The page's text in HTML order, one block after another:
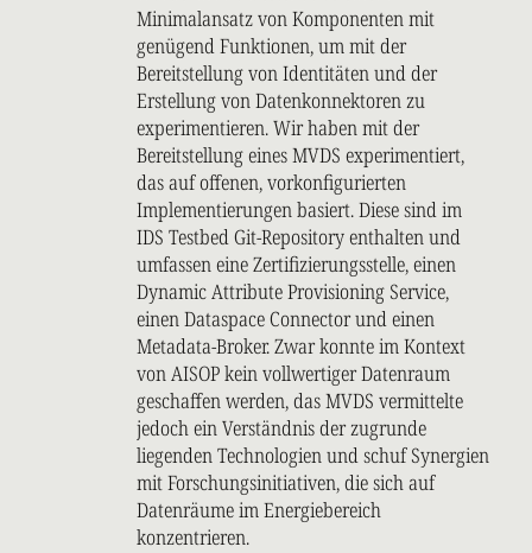
Minimalansatz von Komponenten mit
genügend Funktionen, um mit der
Bereitstellung von Identitäten und der
Erstellung von Datenkonnektoren zu
experimentieren. Wir haben mit der
Bereitstellung eines MVDS experimentiert,
das auf offenen, vorkonfigurierten
Implementierungen basiert. Diese sind im
IDS Testbed Git-Repository enthalten und
umfassen eine Zertifizierungsstelle, einen
Dynamic Attribute Provisioning Service,
einen Dataspace Connector und einen
Metadata-Broker. Zwar konnte im Kontext
von AISOP kein vollwertiger Datenraum
geschaffen werden, das MVDS vermittelte
jedoch ein Verständnis der zugrunde
liegenden Technologien und schuf Synergien
mit Forschungsinitiativen, die sich auf
Datenräume im Energiebereich
konzentrieren.